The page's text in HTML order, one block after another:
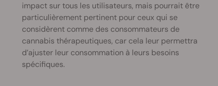
impact sur tous les utilisateurs, mais pourrait être
particulièrement pertinent pour ceux qui se
considèrent comme des consommateurs de
cannabis thérapeutiques, car cela leur permettra
d’ajuster leur consommation à leurs besoins
spécifiques.